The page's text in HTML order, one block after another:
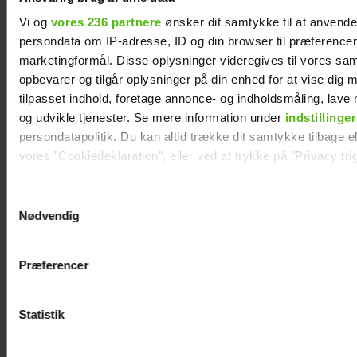
Vi og vores 236 partnere ønsker dit samtykke til at
persondata om IP-adresse, ID og din browser til
marketingformål. Disse oplysninger videregives til vores
opbevarer og tilgår oplysninger på din enhed for at vise dig
tilpasset indhold, foretage annonce- og indholdsmåling, lave
og udvikle tjenester. Se mere information under indstillinger
persondatapolitik. Du kan altid trække dit samtykke tilbage
vores "Cookiedeklaration", eller ved at trykke på "Privacy
Vi anvender egne cookies og cookies fra tredjeparter til at
generere statistik og huske dine præferencer samt til brug
Nødvendig
Præferencer
Statistik
gå i fred på
Smukfest: Det
bliver vildere og
vildere
afslører ny flamme